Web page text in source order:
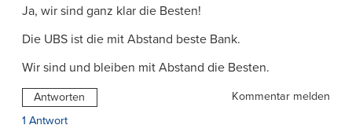
Ja, wir sind ganz klar die Besten!
Die UBS ist die mit Abstand beste Bank.
Wir sind und bleiben mit Abstand die Besten.
Antworten
Kommentar melden
1 Antwort